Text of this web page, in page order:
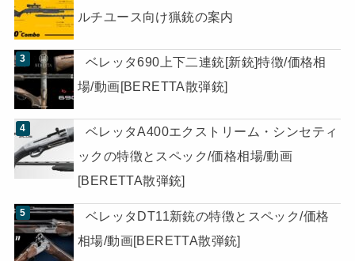
ルチユース向け猟銃の案内
ベレッタ690上下二連銃[新銃]特徴/価格相
場/動画[BERETTA散弾銃]
ベレッタA400エクストリーム・シンセティ
ックの特徴とスペック/価格相場/動画
[BERETTA散弾銃]
ベレッタDT11新銃の特徴とスペック/価格
相場/動画[BERETTA散弾銃]